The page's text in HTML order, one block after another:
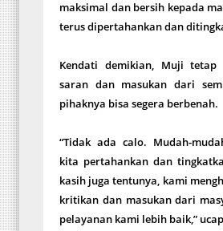
maksimal dan bersih kepada
terus dipertahankan dan
Kendati demikian, Muji tetap
saran dan masukan dari
pihaknya bisa segera berbenah.
“Tidak ada calo. Mudah-
kita pertahankan dan
kasih juga tentunya, kami
kritikan dan masukan dari
pelayanan kami lebih baik,”